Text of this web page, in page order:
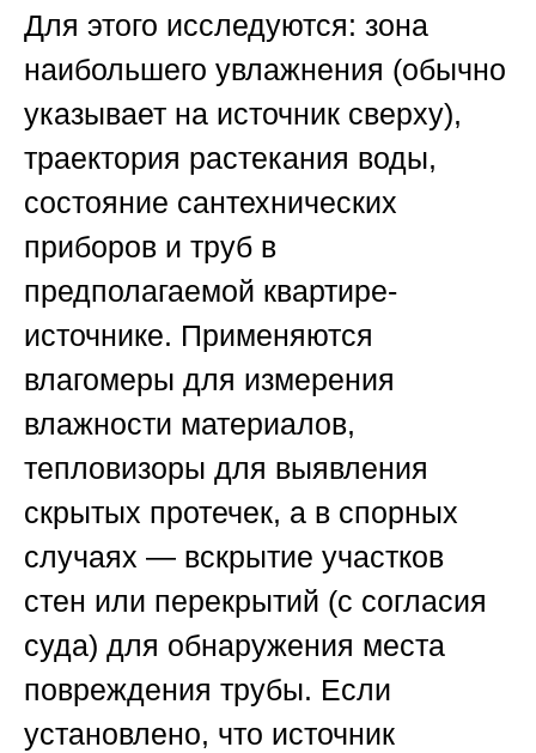
Для этого исследуются: зона
наибольшего увлажнения (обычно
указывает на источник сверху),
траектория растекания воды,
состояние сантехнических
приборов и труб в
предполагаемой квартире-
источнике. Применяются
влагомеры для измерения
влажности материалов,
тепловизоры для выявления
скрытых протечек, а в спорных
случаях — вскрытие участков
стен или перекрытий (с согласия
суда) для обнаружения места
повреждения трубы. Если
установлено, что источник